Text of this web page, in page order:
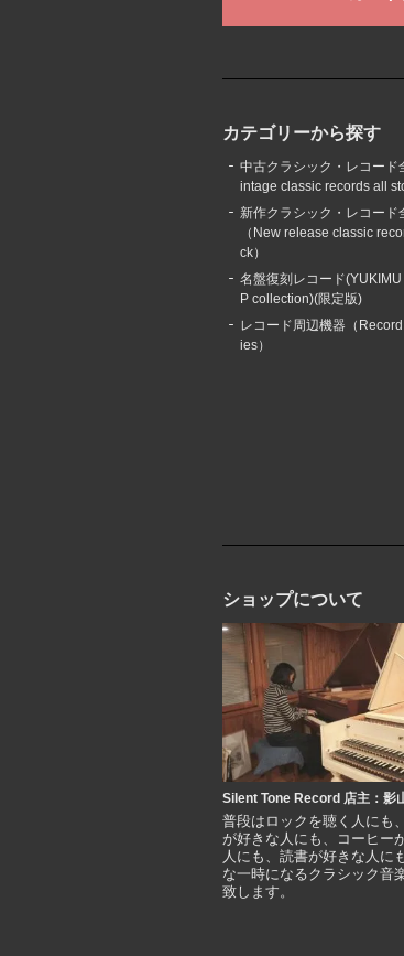
カテゴリーから探す
中古クラシック・レコード
intage classic records all
新作クラシック・レコード
（New release classic
ck）
名盤復刻レコード(YUKIMU
P collection)(限定版)
レコード周辺機器（
ies）
ショップについて
Silent Tone Record 店主：影
普段はロックを聴く人にも
が好きな人にも、コーヒー
人にも、読書が好きな人に
な一時になるクラシック音
致します。